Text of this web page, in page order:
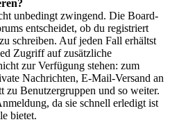
unbedingt zwingend. Die Board-
entscheidet, ob du registriert
schreiben. Auf jeden Fall erhältst
Zugriff auf zusätzliche
zur Verfügung stehen: zum
Nachrichten, E-Mail-Versand an
zu Benutzergruppen und so weiter.
da sie schnell erledigt ist
bietet.